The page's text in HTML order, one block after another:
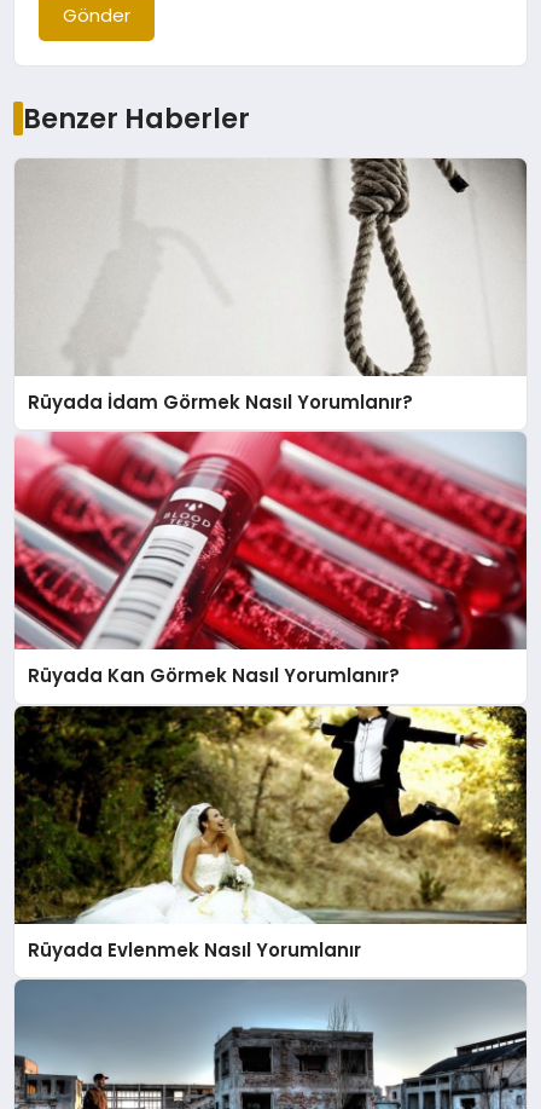
Gönder
Benzer Haberler
Rüyada İdam Görmek Nasıl Yorumlanır?
Rüyada Kan Görmek Nasıl Yorumlanır?
Rüyada Evlenmek Nasıl Yorumlanır